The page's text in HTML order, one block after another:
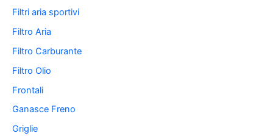
Filtri aria sportivi
Filtro Aria
Filtro Carburante
Filtro Olio
Frontali
Ganasce Freno
Griglie